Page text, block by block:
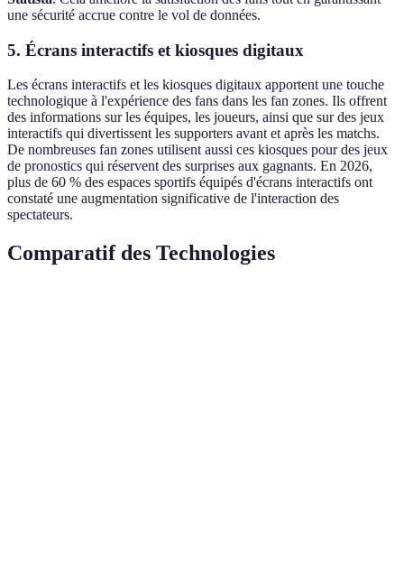
une sécurité accrue contre le vol de données.
5. Écrans interactifs et kiosques digitaux
Les écrans interactifs et les kiosques digitaux apportent une touche
technologique à l'expérience des fans dans les fan zones. Ils offrent
des informations sur les équipes, les joueurs, ainsi que sur des jeux
interactifs qui divertissent les supporters avant et après les matchs.
De nombreuses fan zones utilisent aussi ces kiosques pour des jeux
de pronostics qui réservent des surprises aux gagnants. En 2026,
plus de 60 % des espaces sportifs équipés d'écrans interactifs ont
constaté une augmentation significative de l'interaction des
spectateurs.
Comparatif des Technologies